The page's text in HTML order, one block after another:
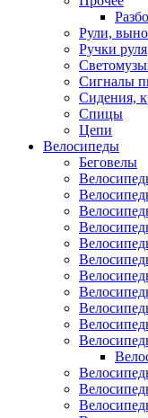
Рули,
Ручки руля
Сигналы
Сидения,
Спицы
Цепи
Велосипеды
Беговелы